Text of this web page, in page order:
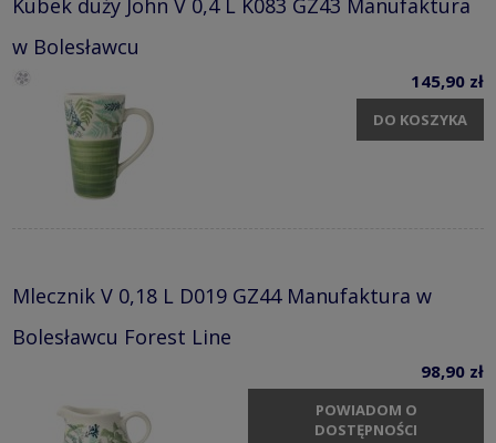
Kubek duży John V 0,4 L K083 GZ43 Manufaktura
w Bolesławcu
145,90 zł
DO KOSZYKA
Mlecznik V 0,18 L D019 GZ44 Manufaktura w
Bolesławcu Forest Line
98,90 zł
POWIADOM O
DOSTĘPNOŚCI